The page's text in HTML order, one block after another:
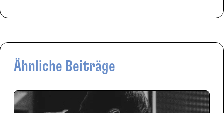
Ähnliche Beiträge